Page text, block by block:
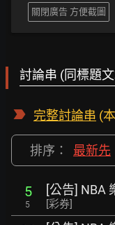
關閉廣告 方便截圖
討論串 (同標題
完整討論串 (
排序： 最新先
5
5
[公告] NBA
[彩券]